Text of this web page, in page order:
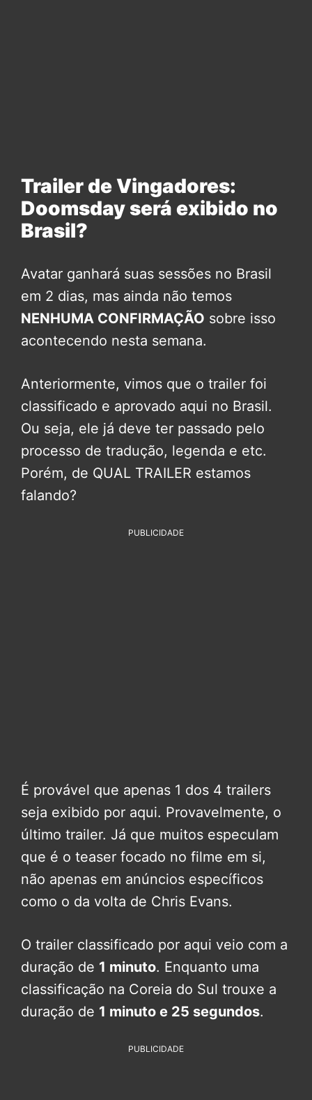
Trailer de Vingadores:
Doomsday será exibido no
Brasil?
Avatar ganhará suas sessões no Brasil
em 2 dias, mas ainda não temos
NENHUMA CONFIRMAÇÃO sobre isso
acontecendo nesta semana.
Anteriormente, vimos que o trailer foi
classificado e aprovado aqui no Brasil.
Ou seja, ele já deve ter passado pelo
processo de tradução, legenda e etc.
Porém, de QUAL TRAILER estamos
falando?
PUBLICIDADE
É provável que apenas 1 dos 4 trailers
seja exibido por aqui. Provavelmente, o
último trailer. Já que muitos especulam
que é o teaser focado no filme em si,
não apenas em anúncios específicos
como o da volta de Chris Evans.
O trailer classificado por aqui veio com a
duração de 1 minuto. Enquanto uma
classificação na Coreia do Sul trouxe a
duração de 1 minuto e 25 segundos.
PUBLICIDADE